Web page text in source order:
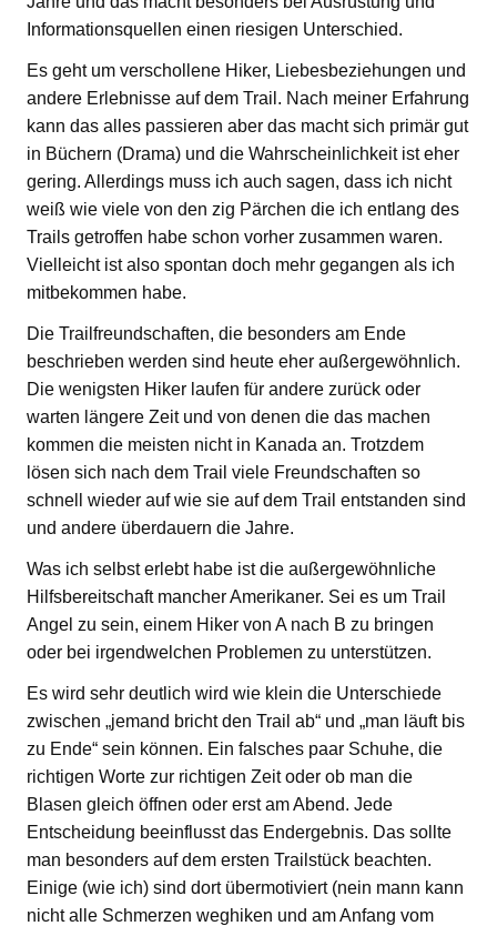
Informationsquellen einen riesigen Unterschied.
Es geht um verschollene Hiker, Liebesbeziehungen und
andere Erlebnisse auf dem Trail. Nach meiner Erfahrung
kann das alles passieren aber das macht sich primär gut
in Büchern (Drama) und die Wahrscheinlichkeit ist eher
gering. Allerdings muss ich auch sagen, dass ich nicht
weiß wie viele von den zig Pärchen die ich entlang des
Trails getroffen habe schon vorher zusammen waren.
Vielleicht ist also spontan doch mehr gegangen als ich
mitbekommen habe.
Die Trailfreundschaften, die besonders am Ende
beschrieben werden sind heute eher außergewöhnlich.
Die wenigsten Hiker laufen für andere zurück oder
warten längere Zeit und von denen die das machen
kommen die meisten nicht in Kanada an. Trotzdem
lösen sich nach dem Trail viele Freundschaften so
schnell wieder auf wie sie auf dem Trail entstanden sind
und andere überdauern die Jahre.
Was ich selbst erlebt habe ist die außergewöhnliche
Hilfsbereitschaft mancher Amerikaner. Sei es um Trail
Angel zu sein, einem Hiker von A nach B zu bringen
oder bei irgendwelchen Problemen zu unterstützen.
Es wird sehr deutlich wird wie klein die Unterschiede
zwischen „jemand bricht den Trail ab“ und „man läuft bis
zu Ende“ sein können. Ein falsches paar Schuhe, die
richtigen Worte zur richtigen Zeit oder ob man die
Blasen gleich öffnen oder erst am Abend. Jede
Entscheidung beeinflusst das Endergebnis. Das sollte
man besonders auf dem ersten Trailstück beachten.
Einige (wie ich) sind dort übermotiviert (nein mann kann
nicht alle Schmerzen weghiken und am Anfang vom